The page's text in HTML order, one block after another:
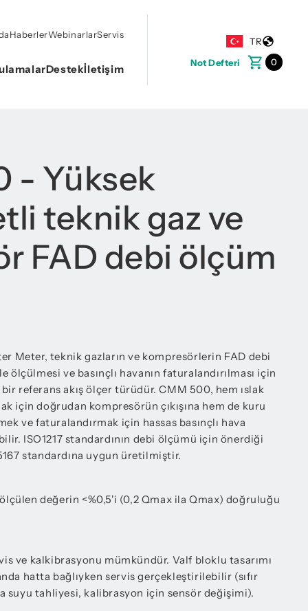
TR
Not Defteri
0
HaberlerWebinarlarServis
Destekİletişim
- Yüksek
teknik gaz ve
FAD debi ölçüm
Meter, teknik gazların ve kompresörlerin FAD debi
ve basınçlı havanın faturalandırılması için
referans akış ölçer türüdür. CMM 500, hem ıslak
için doğrudan kompresörün çıkışına hem de kuru
ve faturalandırmak için hassas basınçlı hava
ISO1217 standardının debi ölçümü için önerdiği
standardına uygun üretilmiştir.
ölçülen değerin <%0,5'i (0,2 Qmax ila Qmax) doğruluğu
ve kalkibrasyonu mümkündür. Valf bloklu tasarımı
hatta bağlıyken servis gerçekleştirilebilir (sıfır
suyu tahliyesi, kalibrasyon için sensör değişimi).